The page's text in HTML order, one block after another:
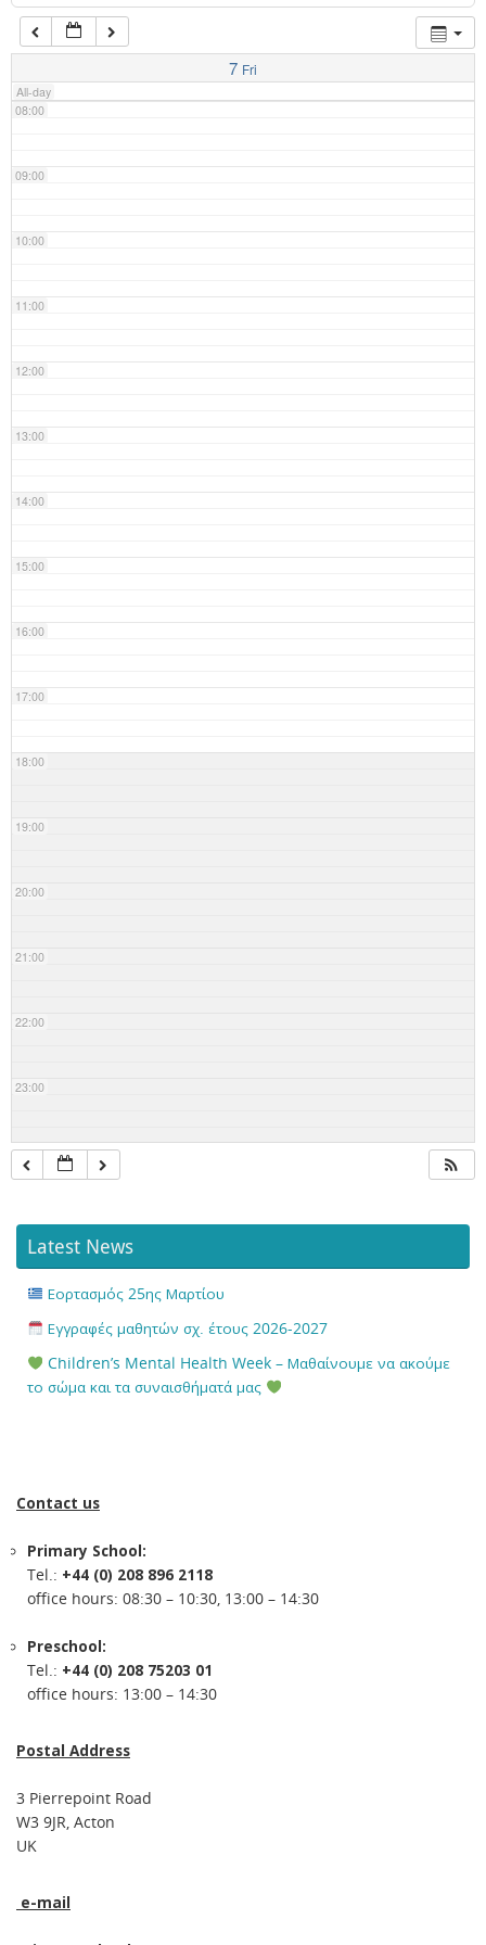
7 Fri
All-day
07:00
08:00
09:00
10:00
11:00
12:00
13:00
14:00
15:00
16:00
17:00
18:00
19:00
20:00
21:00
22:00
23:00
Latest News
Εορτασμός 25ης Μαρτίου
Εγγραφές μαθητών σχ. έτους 2026-2027
Children’s Mental Health Week – Μαθαίνουμε να ακούμε
το σώμα και τα συναισθήματά μας
Contact us
Primary School:
Tel.: +44 (0) 208 896 2118
office hours: 08:30 – 10:30, 13:00 – 14:30
Preschool:
Tel.: +44 (0) 208 75203 01
office hours: 13:00 – 14:30
Postal Address
3 Pierrepoint Road
W3 9JR, Acton
UK
e-mail